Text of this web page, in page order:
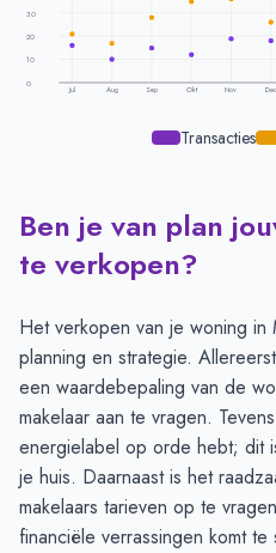
30
20
10
0
Jul Aug Sep Okt Nov Dec
Transacties
Transacties en aanmeldingen
Maand
Transacties
Juli
16
Augustus
September
15
28
Oktober
November
19
December
26
Januari
14
19
Februari
18
18
Maart
14
18
Ben je van plan
te verkopen?
Het verkopen van je woning
planning en strategie.
een waardebepaling van de
makelaar aan te vragen.
energielabel op orde hebt; dit
je huis. Daarnaast is het
makelaars tarieven op te vragen
financiële verrassingen komt te